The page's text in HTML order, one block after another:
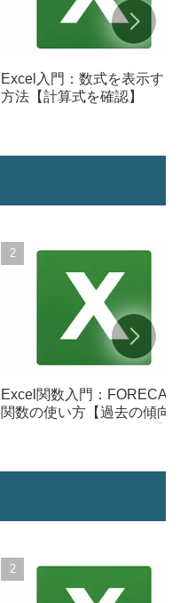
Excel入門：数式を表示する
方法【計算式を確認】
Excel関数入門：
関数の使い方【過去の傾向